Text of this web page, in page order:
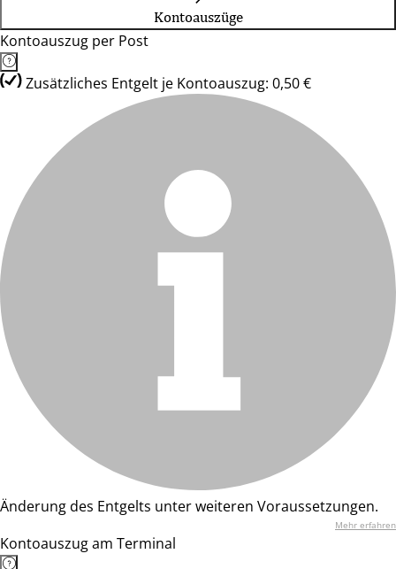
Kontoauszüge
Kontoauszug per Post
Zusätzliches Entgelt je Kontoauszug: 0,50 €
Änderung des Entgelts unter weiteren Voraussetzungen.
Mehr erfahren
Kontoauszug am Terminal